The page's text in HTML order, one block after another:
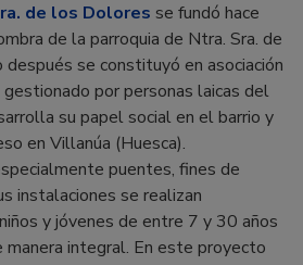
de los Dolores se fundó hace
de la parroquia de Ntra. Sra. de
se constituyó en asociación
por personas laicas del
su papel social en el barrio y
en Villanúa (Huesca).
puentes, fines de
instalaciones se realizan
y jóvenes de entre 7 y 30 años
manera integral. En este proyecto